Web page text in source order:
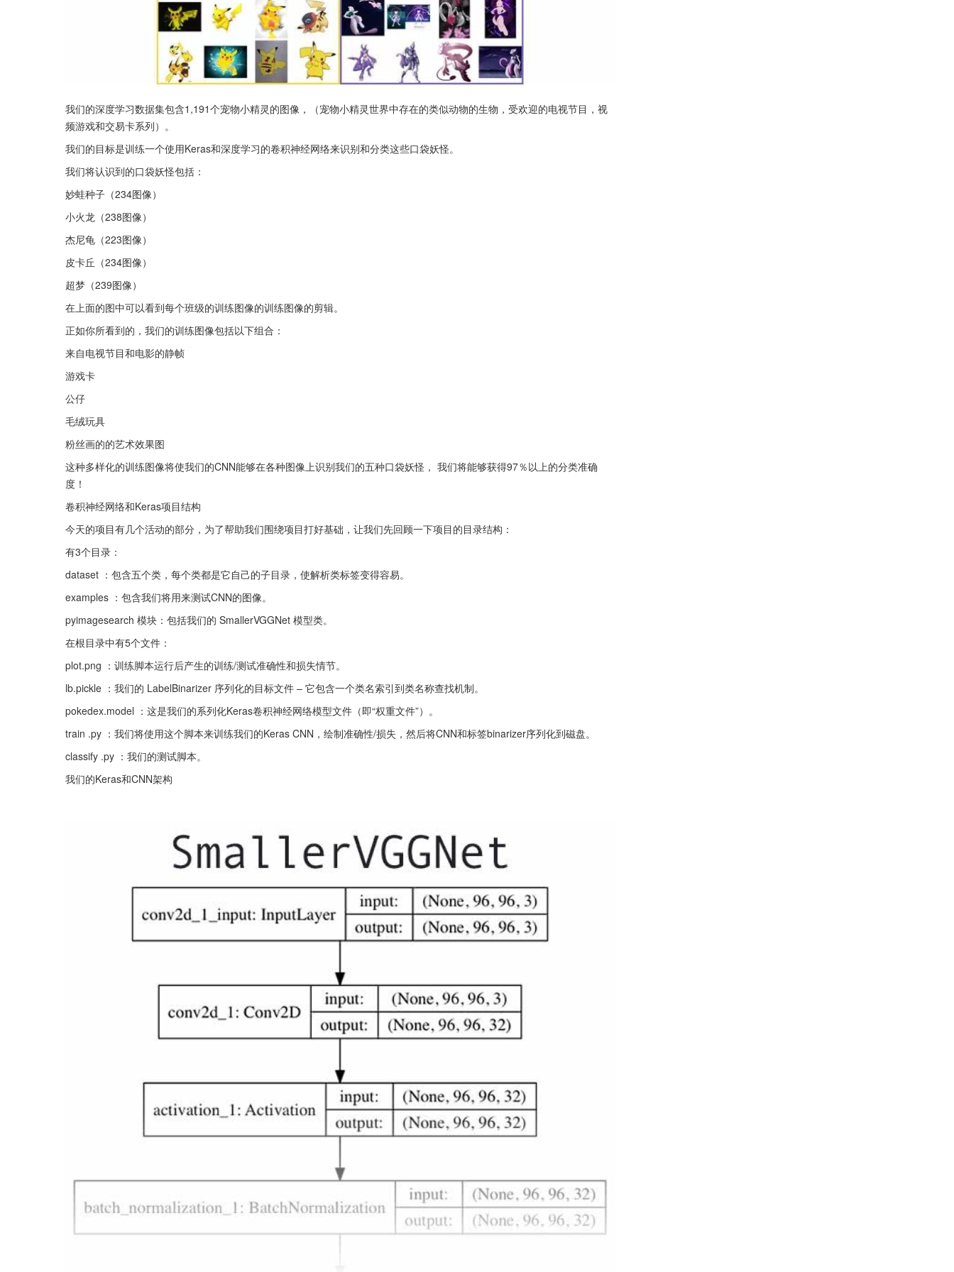
我们的深度学习数据集包含1,191个宠物小精灵的图像，（宠物小精灵世界中存在的类似动物的生物，受欢迎的电视节目，视
频游戏和交易卡系列）。
我们的目标是训练一个使用Keras和深度学习的卷积神经网络来识别和分类这些口袋妖怪。
我们将认识到的口袋妖怪包括：
妙蛙种子（234图像）
小火龙（238图像）
杰尼龟（223图像）
皮卡丘（234图像）
超梦（239图像）
在上面的图中可以看到每个班级的训练图像的训练图像的剪辑。
正如你所看到的，我们的训练图像包括以下组合：
来自电视节目和电影的静帧
游戏卡
公仔
毛绒玩具
粉丝画的的艺术效果图
这种多样化的训练图像将使我们的CNN能够在各种图像上识别我们的五种口袋妖怪， 我们将能够获得97％以上的分类准确
度！
卷积神经网络和Keras项目结构
今天的项目有几个活动的部分，为了帮助我们围绕项目打好基础，让我们先回顾一下项目的目录结构：
有3个目录：
dataset ：包含五个类，每个类都是它自己的子目录，使解析类标签变得容易。
examples ：包含我们将用来测试CNN的图像。
pyimagesearch 模块：包括我们的 SmallerVGGNet 模型类。
在根目录中有5个文件：
plot.png ：训练脚本运行后产生的训练/测试准确性和损失情节。
lb.pickle ：我们的 LabelBinarizer 序列化的目标文件 – 它包含一个类名索引到类名称查找机制。
pokedex.model ：这是我们的系列化Keras卷积神经网络模型文件（即“权重文件”）。
train .py ：我们将使用这个脚本来训练我们的Keras CNN，绘制准确性/损失，然后将CNN和标签binarizer序列化到磁盘。
classify .py ：我们的测试脚本。
我们的Keras和CNN架构